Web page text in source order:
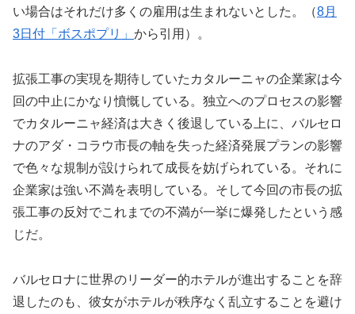
い場合はそれだけ多くの雇用は生まれないとした。（8月
3日付「ボスポプリ」 から引用）。
拡張工事の実現を期待していたカタルーニャの企業家は今
回の中止にかなり憤慨している。独立へのプロセスの影響
でカタルーニャ経済は大きく後退している上に、バルセロ
ナのアダ・コラウ市長の軸を失った経済発展プランの影響
で色々な規制が設けられて成長を妨げられている。それに
企業家は強い不満を表明している。そして今回の市長の拡
張工事の反対でこれまでの不満が一挙に爆発したという感
じだ。
バルセロナに世界のリーダー的ホテルが進出することを辞
退したのも、彼女がホテルが秩序なく乱立することを避け